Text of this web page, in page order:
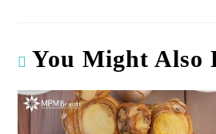
A
p
p
o
o
k
dI
n
ds
r
You Might Also